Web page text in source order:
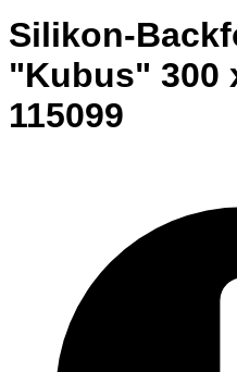
Silikon-
"Kubus" 300
115099